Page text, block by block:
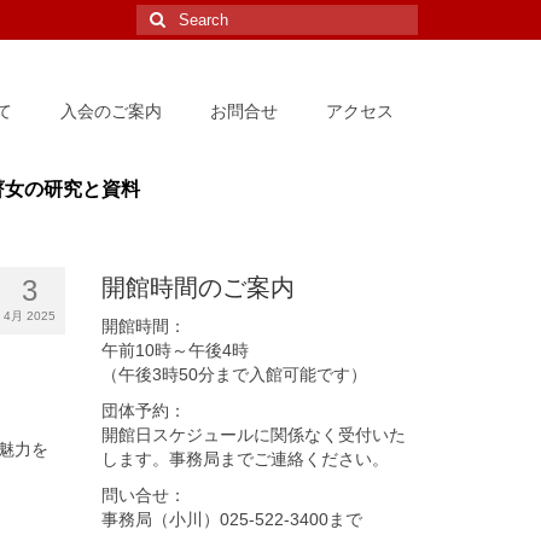
Search
for:
入会のご案内 お問合せ アクセス
女の研究と資料
3
4月 2025
力を
開館時間のご案内
開館時間：
午前10時～午後4時
（午後3時50分まで入館可能です）
団体予約：
開館日スケジュールに関係なく受付いた
します。事務局までご連絡ください。
問い合せ：
事務局（小川）025-522-3400まで